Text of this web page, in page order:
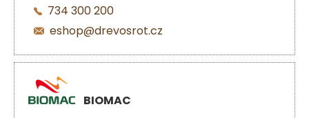
734 300 200
eshop@drevosrot.cz
BIOMAC